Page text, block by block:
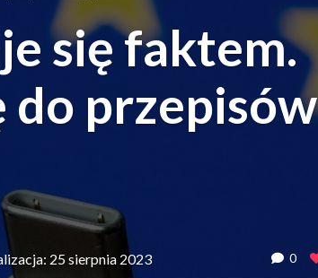
się faktem.
do przepisów
25 sierpnia 2023 0